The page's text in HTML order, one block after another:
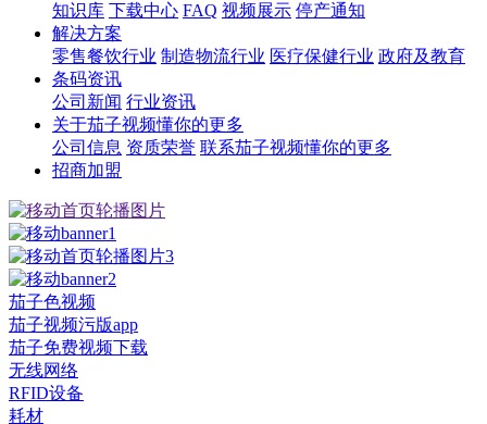
知识库 下载中心 FAQ 视频展示 停产通知
解决方案
零售餐饮行业 制造物流行业 医疗保健行业 政府及教育
条码资讯
公司新闻 行业资讯
关于茄子视频懂你的更多
公司信息 资质荣誉 联系茄子视频懂你的更多
招商加盟
茄子色视频
茄子视频污版app
茄子免费视频下载
无线网络
RFID设备
耗材